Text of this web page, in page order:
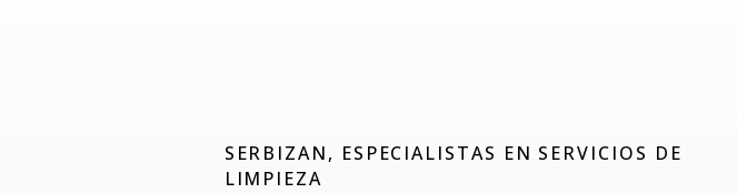
SERBIZAN, ESPECIALISTAS EN SERVICIOS DE
LIMPIEZA